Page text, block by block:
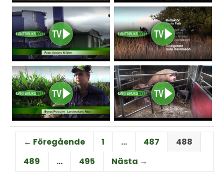
← Föregående 1 … 487
488
489
… 495 Nästa →